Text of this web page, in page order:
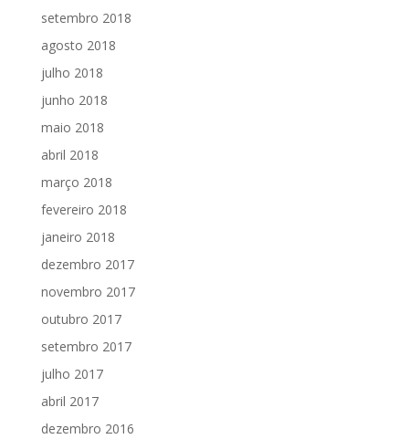
setembro 2018
agosto 2018
julho 2018
junho 2018
maio 2018
abril 2018
março 2018
fevereiro 2018
janeiro 2018
dezembro 2017
novembro 2017
outubro 2017
setembro 2017
julho 2017
abril 2017
dezembro 2016